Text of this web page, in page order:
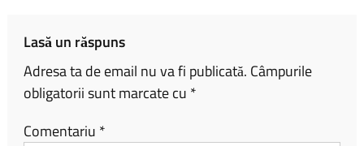
Lasă un răspuns
Adresa ta de email nu va fi publicată. Câmpurile
obligatorii sunt marcate cu *
Comentariu *